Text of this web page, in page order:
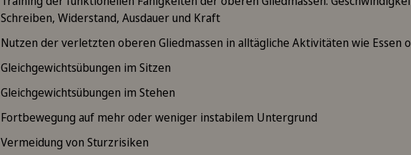
Schreiben, Widerstand, Ausdauer und Kraft
Nutzen der verletzten oberen Gliedmassen in alltägliche Aktivitäten wie Essen
Gleichgewichtsübungen im Sitzen
Gleichgewichtsübungen im Stehen
Fortbewegung auf mehr oder weniger instabilem Untergrund
Vermeidung von Sturzrisiken